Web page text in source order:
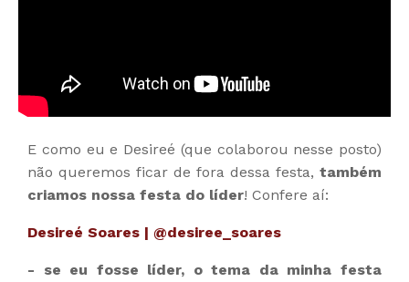
E como eu e Desireé (que colaborou nesse posto)
não queremos ficar de fora dessa festa, também
criamos nossa festa do líder! Confere aí:
Desireé Soares | @desiree_soares
- se eu fosse líder, o tema da minha festa